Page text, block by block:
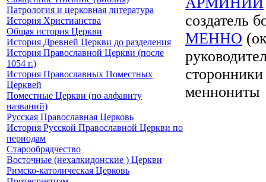
Патрология и церковная литература
История Христианства
Общая история Церкви
История Древней Церкви до разделения
История Православной Церкви (после
1054 г.)
История Православных Поместных
Церквей
Поместные Церкви (по алфавиту
названий)
Русская Православная Церковь
История Русской Православной Церкви по
периодам
Старообрядчество
Восточные (нехалкидонские ) Церкви
Римско-католическая Церковь
создатель
МЕННО
меннониты